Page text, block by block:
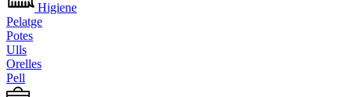
Higiene
Pelatge
Potes
Ulls
Orelles
Pell